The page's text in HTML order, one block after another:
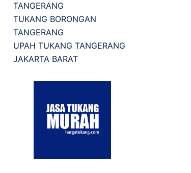
TANGERANG
TUKANG BORONGAN
TANGERANG
UPAH TUKANG TANGERANG
JAKARTA BARAT